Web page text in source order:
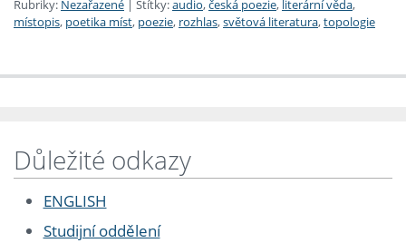
Rubriky: Nezařazené | Štítky:audio,česká poezie, literární věda,
místopis, poetika míst, poezie, rozhlas,světová literatura,topologie
Důležité odkazy
ENGLISH
Studijní oddělení